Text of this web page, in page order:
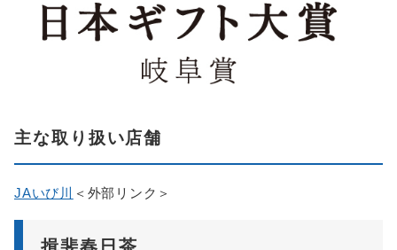
主な取り扱い店舗
JAいび川 ＜外部リンク＞